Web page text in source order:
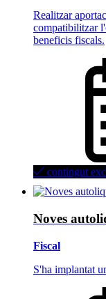
Realitzar
compatibilitzar
beneficis fiscals.
contingut
Noves
Fiscal
S'ha implantat